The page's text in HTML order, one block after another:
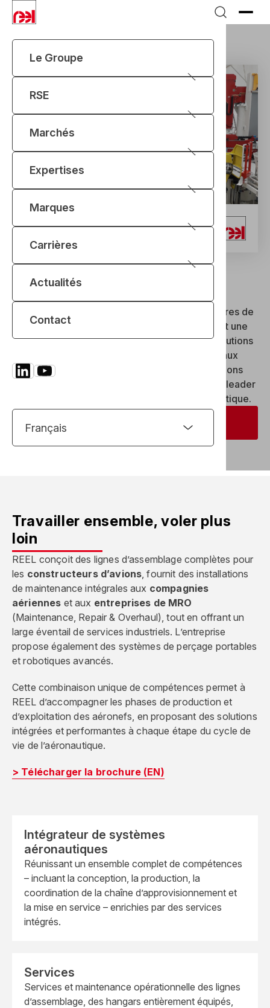
Le Groupe
RSE
Marchés
Expertises
Marques
Carrières
Actualités
Contact
Aéronautique
Aéronautique
Leader mondial dans
Aéronautique
REEL joue un rôle clé à toutes les étapes majeures de
la chaîne de valeur de l’aéronautique, en offrant une
gestion de projet complète et en livrant des solutions
de haute qualité aux constructeurs d’avions et aux
compagnies aériennes. En anticipant les évolutions
technologiques, REEL se positionne comme un leader
dans l’innovation et les services liés à l’aéronautique.
Travailler ensemble, voler plus
loin
REEL conçoit des lignes d’assemblage complètes pour
les constructeurs d’avions , fournit des installations
de maintenance intégrales aux compagnies
aériennes et aux entreprises de MRO
(Maintenance, Repair & Overhaul), tout en offrant un
large éventail de services industriels. L’entreprise
propose également des systèmes de perçage portables
et robotiques avancés.
Cette combinaison unique de compétences permet à
REEL d’accompagner les phases de production et
d’exploitation des aéronefs, en proposant des solutions
intégrées et performantes à chaque étape du cycle de
vie de l’aéronautique.
> Télécharger la brochure (EN)
Intégrateur de systèmes
aéronautiques
Réunissant un ensemble complet de compétences
– incluant la conception, la production, la
coordination de la chaîne d’approvisionnement et
la mise en service – enrichies par des services
intégrés.
Services
Services et maintenance opérationnelle des lignes
d’assemblage, des hangars entièrement équipés,